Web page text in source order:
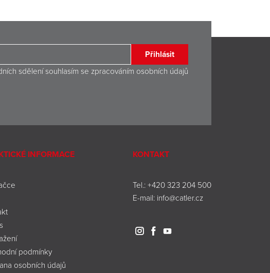
Přihlásit
sdělení souhlasím se zpracováním osobních údajů
INFORMACE
podmínky
osobních údajů
KONTAKT
Tel.:+420 323 204 500
E-mail: info@catler.cz